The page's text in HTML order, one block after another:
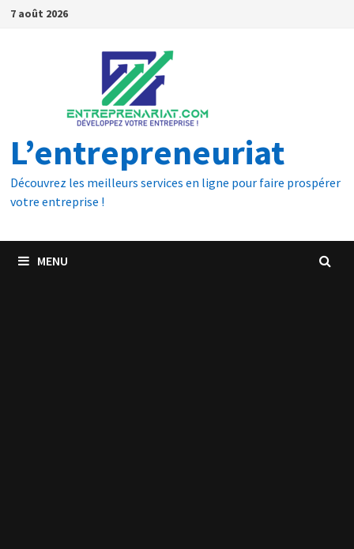
7 août 2026
L’entrepreneuriat
Découvrez les meilleurs services en ligne pour faire prospérer
votre entreprise !
MENU